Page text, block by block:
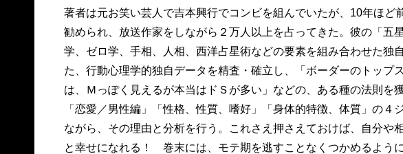
著者は元お笑い芸人で吉本興行でコンビを組んでいたが、10年ほど
勧められ、放送作家をしながら２万人以上を占ってきた。彼の「五
学、ゼロ学、手相、人相、西洋占星術などの要素を組み合わせた独
た、行動心理学的独自データを精査・確立し、「ボーダーのトップ
は、Ｍっぽく見えるが本当はドＳが多い」などの、ある種の法則を
「恋愛／男性編」「性格、性質、嗜好」「身体的特徴、体質」の４
ながら、その理由と分析を行う。これさえ押さえておけば、自分や
と幸せになれる！ 巻末には、モテ期を逃すことなくつかめるよう